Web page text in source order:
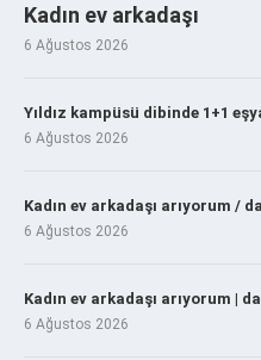
Kadın ev arkadaşı
6 Ağustos 2026
Yıldız kampüsü dibinde 1+1
6 Ağustos 2026
Kadın ev arkadaşı arıyorum /
6 Ağustos 2026
Kadın ev arkadaşı arıyorum |
6 Ağustos 2026